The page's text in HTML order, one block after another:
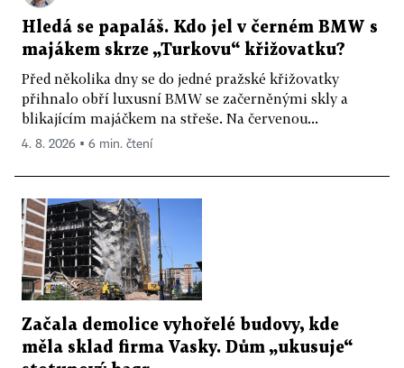
Hledá se papaláš. Kdo jel v černém BMW s
majákem skrze „Turkovu“ křižovatku?
Před několika dny se do jedné pražské křižovatky
přihnalo obří luxusní BMW se začerněnými skly a
blikajícím majáčkem na střeše. Na červenou...
4. 8. 2026 ▪ 6 min. čtení
Začala demolice vyhořelé budovy, kde
měla sklad firma Vasky. Dům „ukusuje“